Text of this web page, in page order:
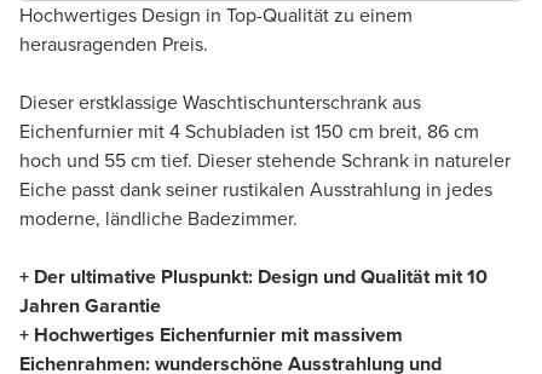
Hochwertiges Design in Top-Qualität zu einem
herausragenden Preis.
Dieser erstklassige Waschtischunterschrank aus
Eichenfurnier mit 4 Schubladen ist 150 cm breit, 86 cm
hoch und 55 cm tief. Dieser stehende Schrank in natureler
Eiche passt dank seiner rustikalen Ausstrahlung in jedes
moderne, ländliche Badezimmer.
+ Der ultimative Pluspunkt: Design und Qualität mit 10
Jahren Garantie
+ Hochwertiges Eichenfurnier mit massivem
Eichenrahmen: wunderschöne Ausstrahlung und